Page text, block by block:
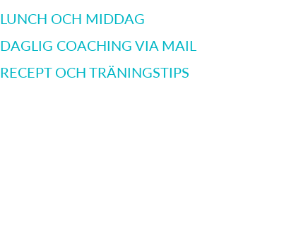
LUNCH OCH MIDDAG
DAGLIG COACHING VIA MAIL
RECEPT OCH TRÄNINGSTIPS